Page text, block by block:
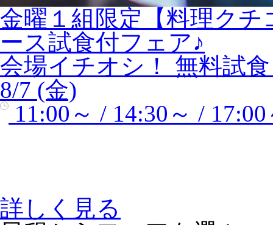
金曜１組限定【料理ク
ース試食付フェア♪
会場イチオシ！
無料試食
8/7 (金)
11:00～ / 14:30～ /
詳しく見る